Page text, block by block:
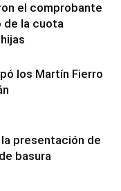
el comprobante
de la cuota
los Martín Fierro
presentación de
basura